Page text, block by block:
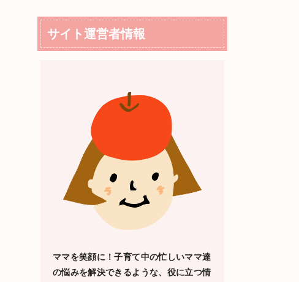
サイト運営者情報
ママを笑顔に！子育て中の忙しいママ達
の悩みを解決できるような、役に立つ情